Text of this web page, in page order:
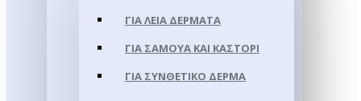
ΓΙΑ ΛΕΊΑ ΔΈΡΜΑΤΑ
ΓΙΑ ΣΑΜΟΥΑ ΚΑΙ ΚΑΣΤΌΡΙ
ΓΙΑ ΣΥΝΘΕΤΙΚΌ ΔΈΡΜΑ